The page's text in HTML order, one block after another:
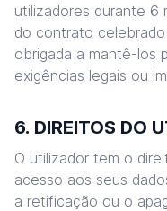
utilizadores durante 6
do contrato
obrigada a mantê-los
exigências legais ou
6. DIREITOS DO
O utilizador tem o
acesso aos seus
a retificação ou o